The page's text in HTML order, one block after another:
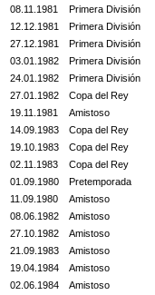
08.11.1981 Primera División
12.12.1981 Primera División
27.12.1981 Primera División
03.01.1982 Primera División
24.01.1982 Primera División
27.01.1982 Copa del Rey
19.11.1981 Amistoso
14.09.1983 Copa del Rey
19.10.1983 Copa del Rey
02.11.1983 Copa del Rey
01.09.1980 Pretemporada
11.09.1980 Amistoso
08.06.1982
Amistoso
27.10.1982
Amistoso
21.09.1983 Amistoso
19.04.1984 Amistoso
02.06.1984 Amistoso